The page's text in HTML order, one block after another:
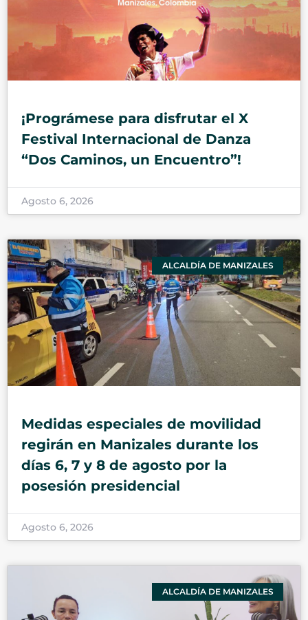
¡Prográmese para disfrutar el X
Festival Internacional de Danza
“Dos Caminos, un Encuentro”!
Agosto 6, 2026
ALCALDÍA DE MANIZALES
Medidas especiales de movilidad
regirán en Manizales durante los
días 6, 7 y 8 de agosto por la
posesión presidencial
Agosto 6, 2026
ALCALDÍA DE MANIZALES